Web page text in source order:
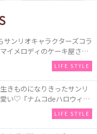
サンリオキャラクターズコラ
イメロディのケーキ屋さ
ス8種類と、「シナモロール
どオルゴールで動く仕掛け
類♪
LIFE STYLE
きものになりきったサンリ
い♡『ナムコdeハロウィン
タジー～』全国のアミュー
「ナムコオンラインクレー
LIFE STYLE